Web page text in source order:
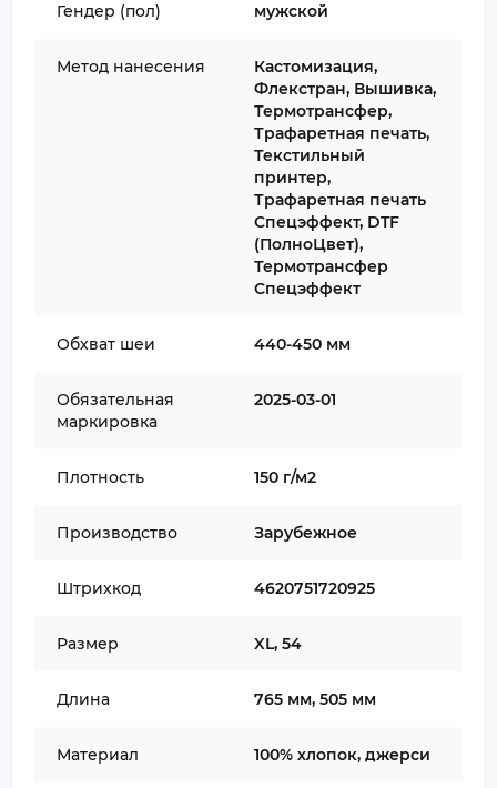
Гендер (пол) мужской
Метод нанесения
Кастомизация,
Флекстран, Вышивка,
Термотрансфер,
Трафаретная печать,
Текстильный
принтер,
Трафаретная печать
Спецэффект, DTF
(ПолноЦвет),
Термотрансфер
Спецэффект
Обхват шеи 440-450 мм
Обязательная
маркировка
2025-03-01
Плотность 150 г/м2
Производство Зарубежное
Штрихкод 4620751720925
Размер XL, 54
Длина 765 мм, 505 мм
Материал 100% хлопок, джерси